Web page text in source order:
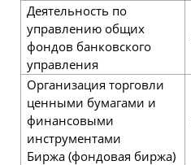
Деятельность по
управлению общих
фондов банковского
управления
Организация торговли
ценными бумагами и
финансовыми
инструментами
Биржа (фондовая биржа)